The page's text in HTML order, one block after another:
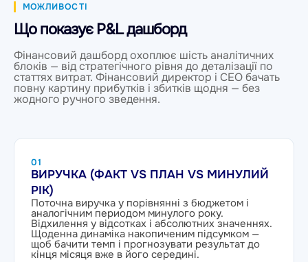
МОЖЛИВОСТІ
Що показує P&L дашборд
Фінансовий дашборд охоплює шість аналітичних
блоків — від стратегічного рівня до деталізації по
статтях витрат. Фінансовий директор і CEO бачать
повну картину прибутків і збитків щодня — без
жодного ручного зведення.
01
ВИРУЧКА (ФАКТ VS ПЛАН VS МИНУЛИЙ
РІК)
Поточна виручка у порівнянні з бюджетом і
аналогічним периодом минулого року.
Відхилення у відсотках і абсолютних значеннях.
Щоденна динаміка накопиченим підсумком —
щоб бачити темп і прогнозувати результат до
кінця місяця вже в його середині.